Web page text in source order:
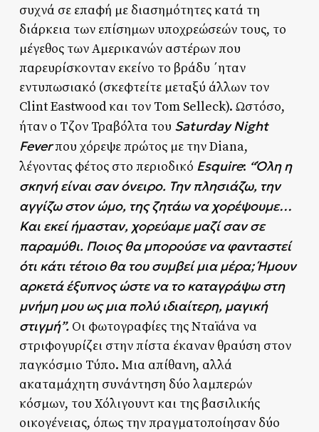
συχνά σε επαφή με διασημότητες κατά τη
διάρκεια των επίσημων υποχρεώσεών τους, το
μέγεθος των Αμερικανών αστέρων που
παρευρίσκονταν εκείνο το βράδυ ΄ηταν
εντυπωσιακό (σκεφτείτε μεταξύ άλλων τον
Clint Eastwood και τον Tom Selleck). Ωστόσο,
ήταν ο Τζον Τραβόλτα του Saturday Night
Feverπου χόρεψε πρώτος με την Diana,
λέγοντας φέτος στο περιοδικό Esquire: “Όλη η
σκηνή είναι σαν όνειρο. Την πλησιάζω, την
αγγίζω στον ώμο, της ζητάω να χορέψουμε…
Και εκεί ήμασταν, χορεύαμε μαζί σαν σε
παραμύθι. Ποιος θα μπορούσε να φανταστεί
ότι κάτι τέτοιο θα του συμβεί μια μέρα; Ήμουν
αρκετά έξυπνος ώστε να το καταγράψω στη
μνήμη μου ως μια πολύ ιδιαίτερη, μαγική
στιγμή”. Οι φωτογραφίες της Νταϊάνα να
στριφογυρίζει στην πίστα έκαναν θραύση στον
παγκόσμιο Τύπο. Μια απίθανη, αλλά
ακαταμάχητη συνάντηση δύο λαμπερών
κόσμων, του Χόλιγουντ και της βασιλικής
οικογένειας, όπως την πραγματοποίησαν δύο